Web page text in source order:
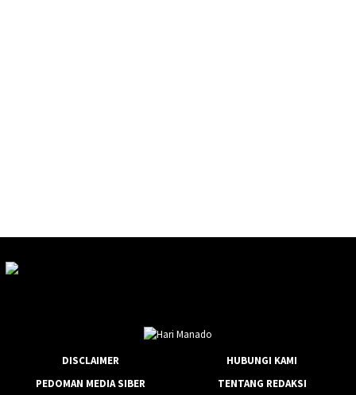
DISCLAIMER
HUBUNGI KAMI
PEDOMAN MEDIA SIBER
TENTANG REDAKSI